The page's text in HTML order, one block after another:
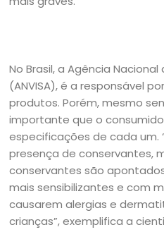
No Brasil, a Agência
(ANVISA), é a responsável
produtos. Porém, mesmo
importante que o
especificações de cada um.
presença de conservantes,
conservantes são
mais sensibilizantes e com
causarem alergias e
crianças”, exemplifica a